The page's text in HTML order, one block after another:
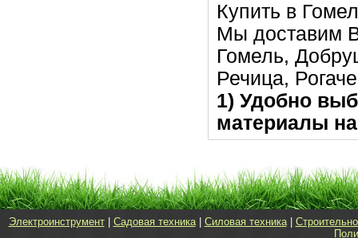
Купить в
Мы доставим
Гомель,
Речица,
1) Удобно
материалы
Электроинструмент| Садовая техника| Силовая техника|